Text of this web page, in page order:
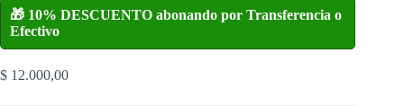
🎁 10% DESCUENTO abonando por Transferencia o
Efectivo
$ 12.000,00